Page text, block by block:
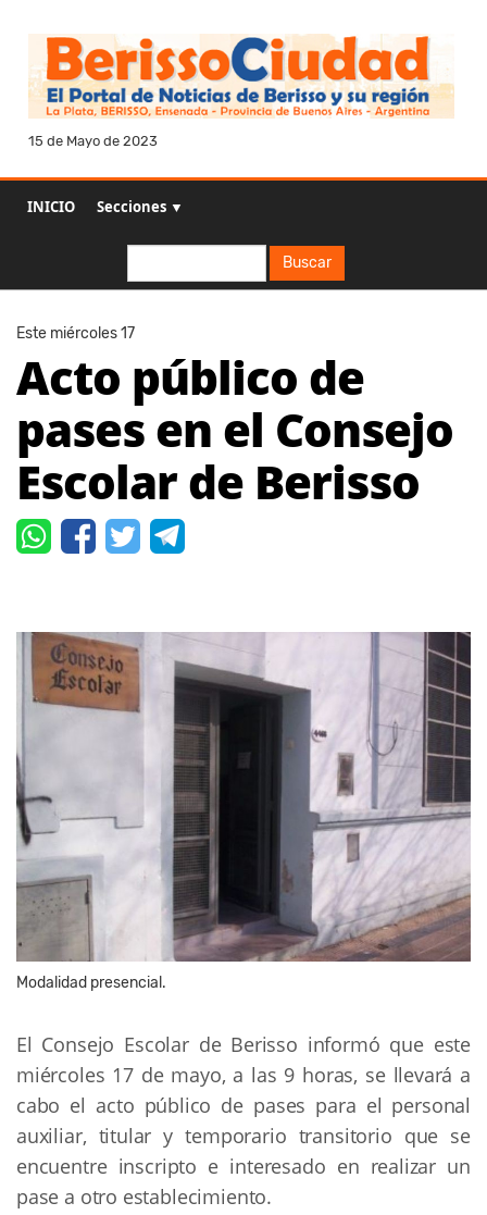
15 de Mayo de 2023
INICIO Secciones ▼
Buscar
Este miércoles 17
Acto público de
pases en el Consejo
Escolar de Berisso
Modalidad presencial.
El Consejo Escolar de Berisso informó que este
miércoles 17 de mayo, a las 9 horas, se llevará a
cabo el acto público de pases para el personal
auxiliar, titular y temporario transitorio que se
encuentre inscripto e interesado en realizar un
pase a otro establecimiento.